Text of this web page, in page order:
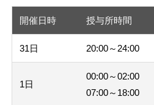
開催日時 授与所時間
31日 20:00～24:00
1日
00:00～02:00
07:00～18:00